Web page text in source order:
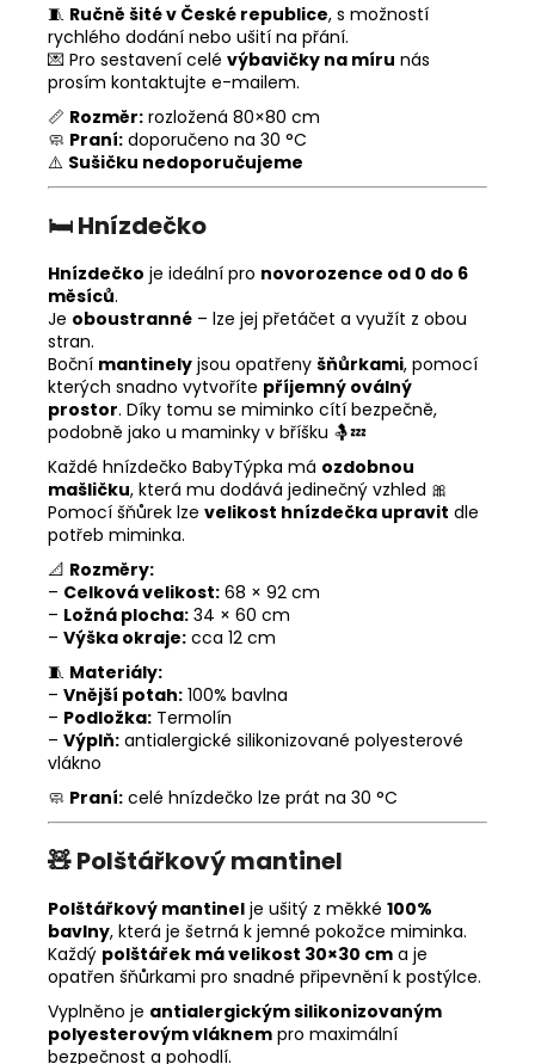
🧵 Ručně šité v České republice, s možností
rychlého dodání nebo ušití na přání.
💌 Pro sestavení celé výbavičky na míru nás
prosím kontaktujte e-mailem.
📏 Rozměr: rozložená 80×80 cm
🧼 Praní: doporučeno na 30 °C
⚠️ Sušičku nedoporučujeme
🛏️Hnízdečko
Hnízdečko je ideální pro novorozence od 0 do 6
měsíců.
Je oboustranné – lze jej přetáčet a využít z obou
stran.
Boční mantinely jsou opatřeny šňůrkami, pomocí
kterých snadno vytvoříte příjemný oválný
prostor. Díky tomu se miminko cítí bezpečně,
podobně jako u maminky v bříšku 🤱💤
Každé hnízdečko BabyTýpka má ozdobnou
mašličku, která mu dodává jedinečný vzhled 🎀
Pomocí šňůrek lze velikost hnízdečka upravit dle
potřeb miminka.
📐 Rozměry:
– Celková velikost: 68 × 92 cm
– Ložná plocha: 34 × 60 cm
– Výška okraje: cca 12 cm
🧵 Materiály:
– Vnější potah: 100% bavlna
– Podložka: Termolín
– Výplň: antialergické silikonizované polyesterové
vlákno
🧼 Praní: celé hnízdečko lze prát na 30 °C
🧸Polštářkový mantinel
Polštářkový mantinel je ušitý z měkké 100%
bavlny, která je šetrná k jemné pokožce miminka.
Každý polštářek má velikost 30×30 cm a je
opatřen šňůrkami pro snadné připevnění k postýlce.
Vyplněno je antialergickým silikonizovaným
polyesterovým vláknem pro maximální
bezpečnost a pohodlí.